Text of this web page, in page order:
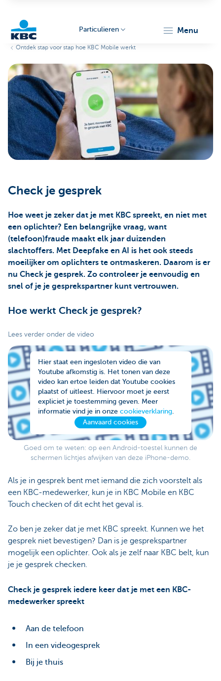
Particulieren
Particulieren menu
Ontdek stap voor stap hoe KBC Mobile werkt
Check je gesprek
Hoe weet je zeker dat je met KBC spreekt, en niet met
een oplichter? Een belangrijke vraag, want
(telefoon)fraude maakt elk jaar duizenden
slachtoffers. Met Deepfake en AI is het ook steeds
moeilijker om oplichters te ontmaskeren. Daarom is er
nu Check je gesprek. Zo controleer je eenvoudig en
snel of je je gesprekspartner kunt vertrouwen.
Hoe werkt Check je gesprek?
Lees verder onder de video
Hier staat een ingesloten video die van
Youtube afkomstig is. Het tonen van deze
video kan ertoe leiden dat Youtube cookies
plaatst of uitleest. Hiervoor moet je eerst
expliciet je toestemming geven. Meer
informatie vind je in onze cookieverklaring.
Aanvaard cookies
Goed om te weten: op een Android-toestel kunnen de
schermen lichtjes afwijken van deze iPhone-demo.
Als je in gesprek bent met iemand die zich voorstelt als
een KBC-medewerker, kun je in KBC Mobile en KBC
Touch checken of dit echt het geval is.
Zo ben je zeker dat je met KBC spreekt. Kunnen we het
gesprek niet bevestigen? Dan is je gesprekspartner
mogelijk een oplichter. Ook als je zelf naar KBC belt, kun
je je gesprek checken.
Check je gesprek iedere keer dat je met een KBC-
medewerker spreekt
Aan de telefoon
In een videogesprek
Bij je thuis